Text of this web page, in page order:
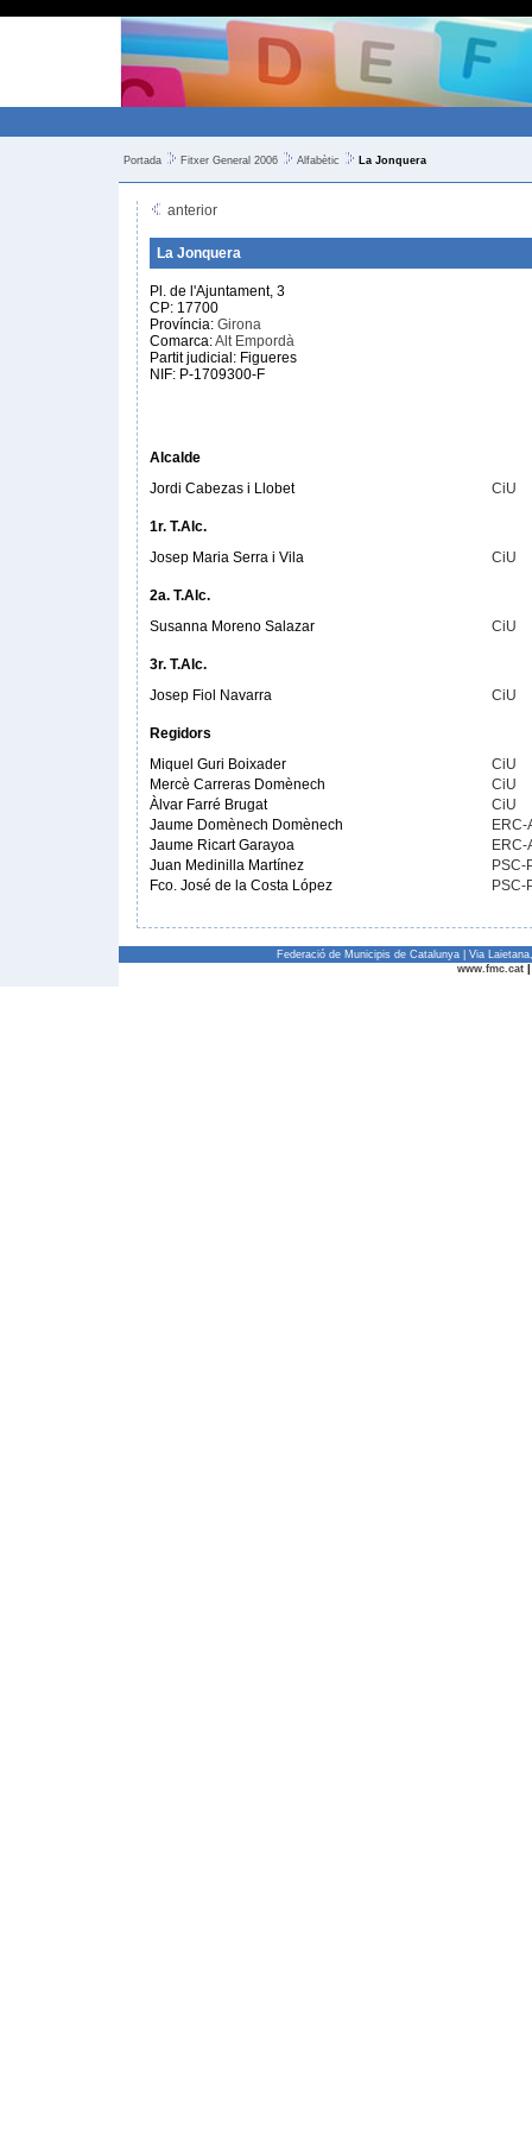
Portada Fitxer General 2006 Alfabètic La Jonquera
anterior
La Jonquera
Pl. de l'Ajuntament, 3
CP: 17700
Província: Girona
Comarca:Alt Empordà
Partit judicial: Figueres
NIF: P-1709300-F
Alcalde
Jordi Cabezas i Llobet
CiU
1r. T.Alc.
Josep Maria Serra i Vila
CiU
2a. T.Alc.
Susanna Moreno Salazar
CiU
3r. T.Alc.
Josep Fiol Navarra
CiU
Regidors
Miquel Guri Boixader
CiU
Mercè Carreras Domènech
CiU
Àlvar Farré Brugat
CiU
Jaume Domènech Domènech
ERC-
Jaume Ricart Garayoa
ERC-
Juan Medinilla Martínez
PSC-
Fco. José de la Costa López
PSC-
Federació de Municipis de Catalunya | Via
www.fmc.cat